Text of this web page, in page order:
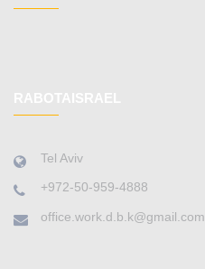
Tel Aviv
+972-50-959-4888
office.work.d.b.k@gmail.com